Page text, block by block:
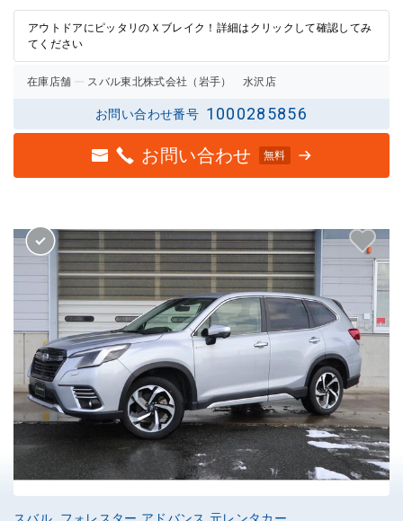
アウトドアにピッタリのＸブレイク！詳細はクリックして確認してみ
てください
在庫店舗 スバル東北株式会社（岩手） 水沢店
お問い合わせ番号 1000285856
お問い合わせ 無料
スバル フォレスター アドバンス 元レンタカー